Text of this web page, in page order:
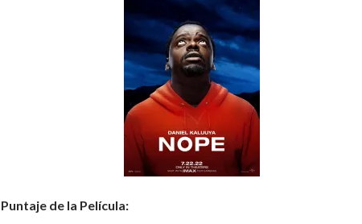
Puntaje de la Película: